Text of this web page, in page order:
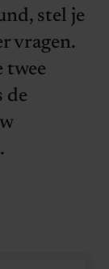
stel je
vragen.
twee
de